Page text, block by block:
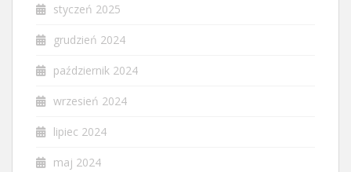
styczeń 2025
grudzień 2024
październik 2024
wrzesień 2024
lipiec 2024
maj 2024